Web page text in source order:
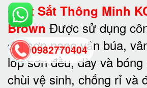
•Két Sắt Thông Minh
Brown Được sử dụng
đại sơn nano vân búa,
lớp sơn đều, dày và
chùi vệ sinh, chống rỉ và
0982770404